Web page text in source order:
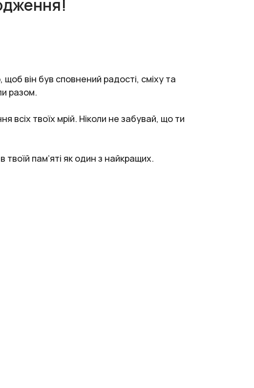
він був сповнений радості, сміху та
разом.
всіх твоїх мрій. Ніколи не забувай, що ти
пам’яті як один з найкращих.